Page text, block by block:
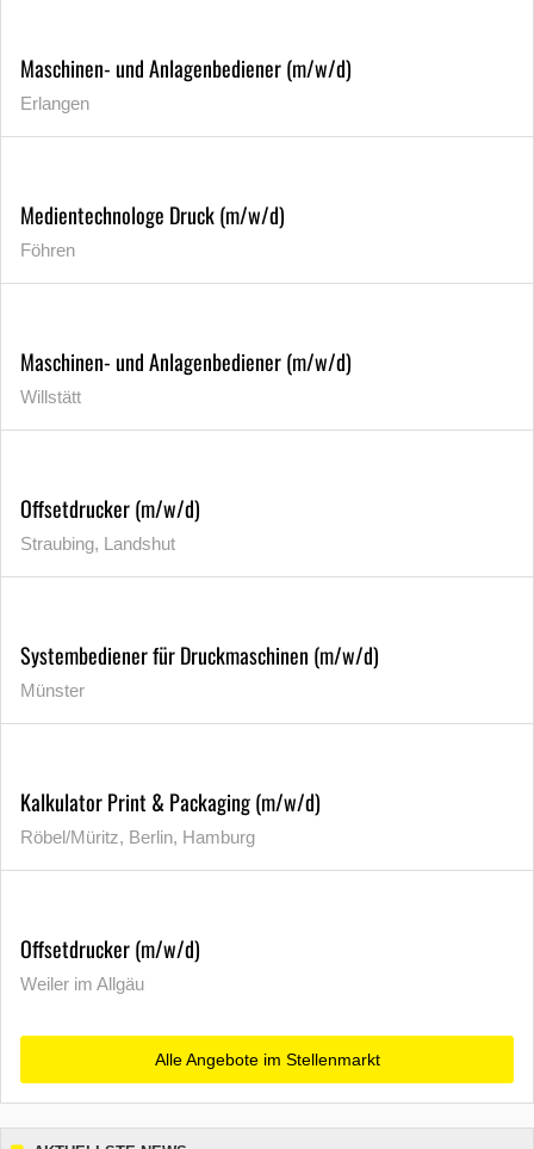
Maschinen- und Anlagenbediener (m/w/d)
Erlangen
Medientechnologe Druck (m/w/d)
Föhren
Maschinen- und Anlagenbediener (m/w/d)
Willstätt
Offsetdrucker (m/w/d)
Straubing, Landshut
Systembediener für Druckmaschinen (m/w/d)
Münster
Kalkulator Print & Packaging (m/w/d)
Röbel/Müritz, Berlin, Hamburg
Offsetdrucker (m/w/d)
Weiler im Allgäu
Alle Angebote im Stellenmarkt